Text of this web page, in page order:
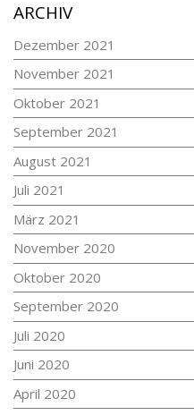
ARCHIV
Dezember 2021
November 2021
Oktober 2021
September 2021
August 2021
Juli 2021
März 2021
November 2020
Oktober 2020
September 2020
Juli 2020
Juni 2020
April 2020